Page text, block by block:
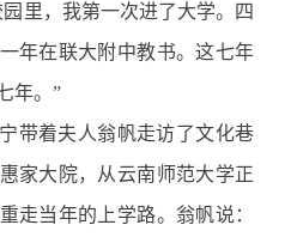
里，我第一次进了大学。四
年在联大附中教书。这七年
年。”
带着夫人翁帆走访了文化巷
家大院，从云南师范大学正
走当年的上学路。翁帆说：